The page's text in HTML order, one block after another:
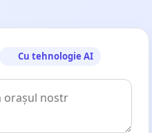
Cu tehnologie AI